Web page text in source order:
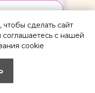
сделать сайт
соглашаетесь с нашей
cookie